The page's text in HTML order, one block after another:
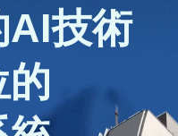
AI技術
的